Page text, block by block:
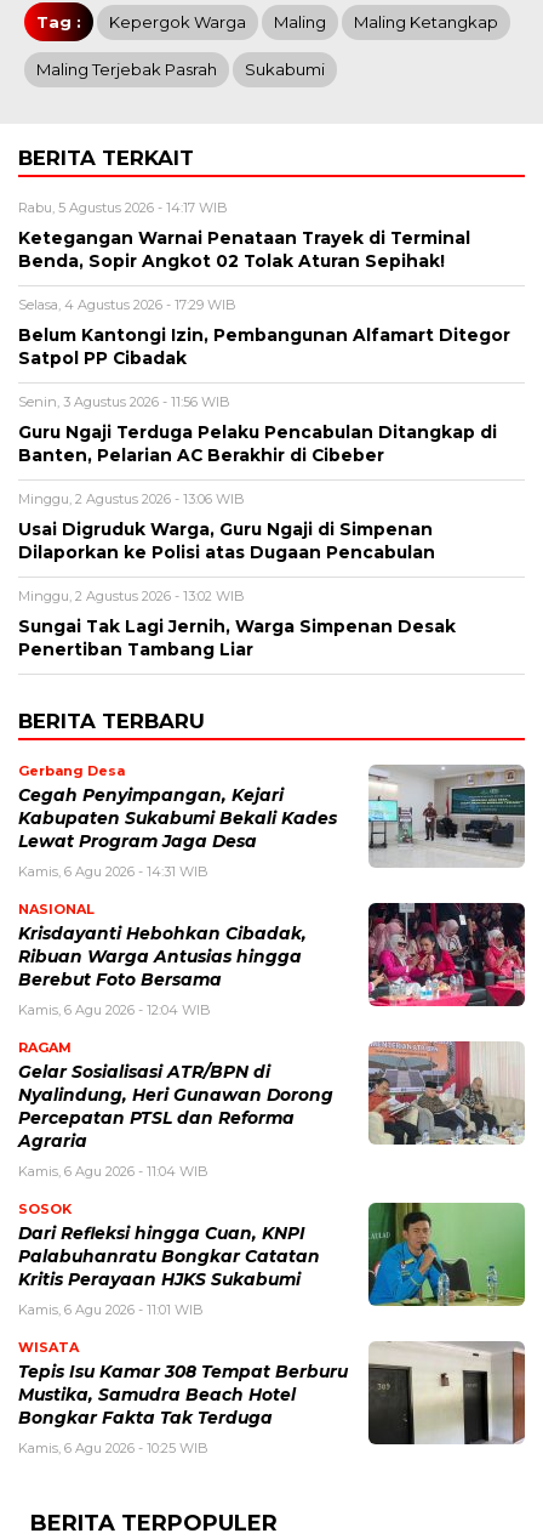
Tag : Kepergok Warga Maling Maling Ketangkap
Maling Terjebak Pasrah Sukabumi
BERITA TERKAIT
Rabu, 5 Agustus 2026 - 14:17 WIB
Ketegangan Warnai Penataan Trayek di Terminal
Benda, Sopir Angkot 02 Tolak Aturan Sepihak!
Selasa, 4 Agustus 2026 - 17:29 WIB
Belum Kantongi Izin, Pembangunan Alfamart Ditegor
Satpol PP Cibadak
Senin, 3 Agustus 2026 - 11:56 WIB
Guru Ngaji Terduga Pelaku Pencabulan Ditangkap di
Banten, Pelarian AC Berakhir di Cibeber
Minggu, 2 Agustus 2026 - 13:06 WIB
Usai Digruduk Warga, Guru Ngaji di Simpenan
Dilaporkan ke Polisi atas Dugaan Pencabulan
Minggu, 2 Agustus 2026 - 13:02 WIB
Sungai Tak Lagi Jernih, Warga Simpenan Desak
Penertiban Tambang Liar
BERITA TERBARU
Gerbang Desa
Cegah Penyimpangan, Kejari
Kabupaten Sukabumi Bekali Kades
Lewat Program Jaga Desa
Kamis, 6 Agu 2026 - 14:31 WIB
NASIONAL
Krisdayanti Hebohkan Cibadak,
Ribuan Warga Antusias hingga
Berebut Foto Bersama
Kamis, 6 Agu 2026 - 12:04 WIB
RAGAM
Gelar Sosialisasi ATR/BPN di
Nyalindung, Heri Gunawan Dorong
Percepatan PTSL dan Reforma
Agraria
Kamis, 6 Agu 2026 - 11:04 WIB
SOSOK
Dari Refleksi hingga Cuan, KNPI
Palabuhanratu Bongkar Catatan
Kritis Perayaan HJKS Sukabumi
Kamis, 6 Agu 2026 - 11:01 WIB
WISATA
Tepis Isu Kamar 308 Tempat Berburu
Mustika, Samudra Beach Hotel
Bongkar Fakta Tak Terduga
Kamis, 6 Agu 2026 - 10:25 WIB
BERITA TERPOPULER